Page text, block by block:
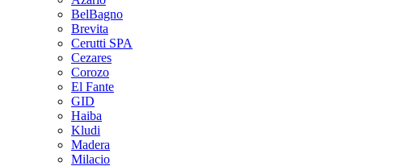
BelBagno
Brevita
Cerutti SPA
Cezares
Corozo
El Fante
GID
Haiba
Kludi
Madera
Milacio